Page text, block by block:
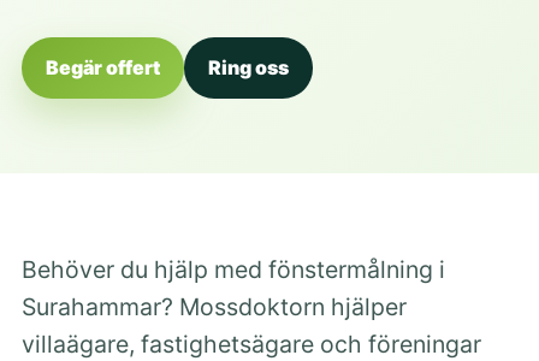
Begär offert Ring oss
Behöver du hjälp med fönstermålning i
Surahammar? Mossdoktorn hjälper
villaägare, fastighetsägare och föreningar